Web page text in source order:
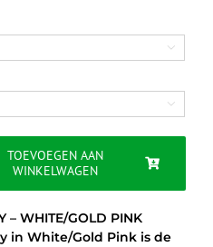


TOEVOEGEN AAN
WINKELWAGEN
– WHITE/GOLD PINK
in White/Gold Pink is de